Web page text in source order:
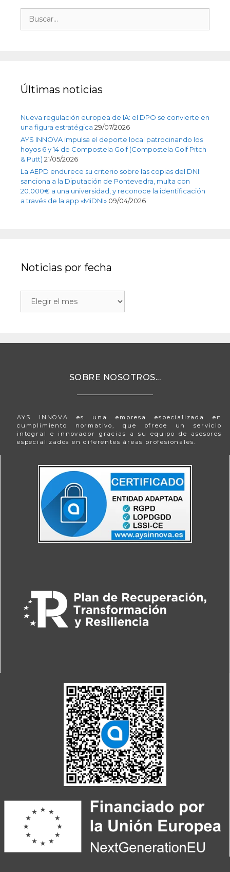
Últimas noticias
Nueva regulación europea de IA: el DPO se convierte en
una figura estratégica 29/07/2026
AYS INNOVA impulsa el deporte local patrocinando los
hoyos 6 y 14 de Compostela Golf (Compostela Golf Pitch
& Putt) 21/05/2026
La AEPD endurece su criterio sobre las copias del DNI:
sanciona a la Diputación de Pontevedra, multa con
20.000€ a una universidad, y reconoce la identificación
a través de la app «MiDNI» 09/04/2026
Noticias por fecha
SOBRE NOSOTROS...
AYS INNOVA es una empresa especializada en
cumplimiento normativo, que ofrece un servicio
integral e innovador gracias a su equipo de asesores
especializados en diferentes áreas profesionales.